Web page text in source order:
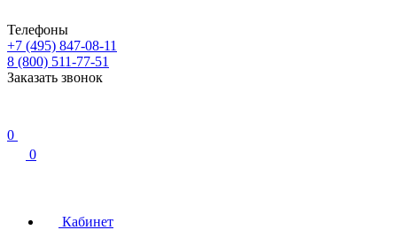
Телефоны
+7 (495) 847-08-11
8 (800) 511-77-51
Заказать звонок
0
0
Кабинет